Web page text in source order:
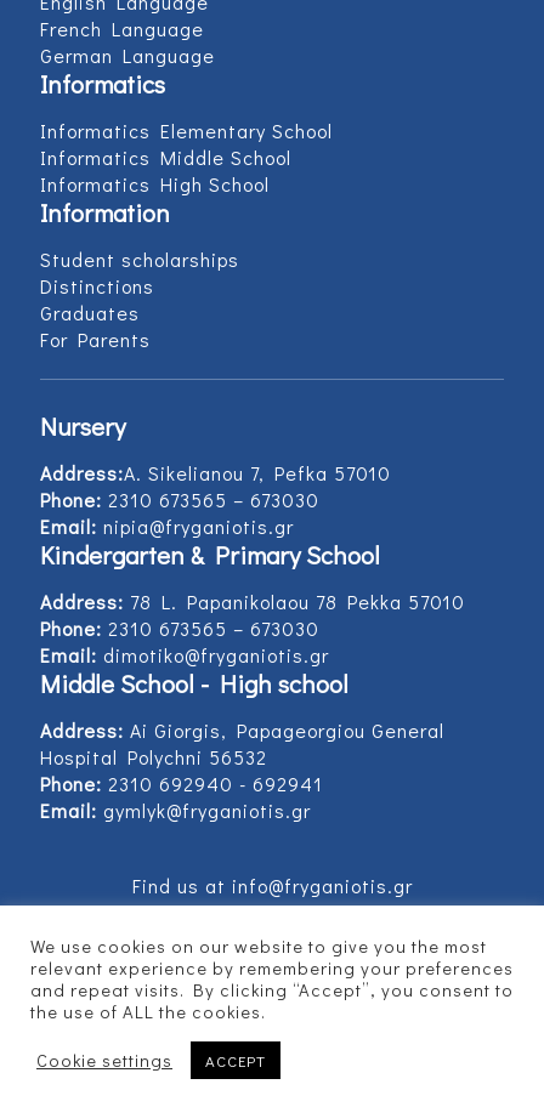
French Language
German Language
Informatics
Informatics Elementary School
Informatics Middle School
Informatics High School
Information
Student scholarships
Distinctions
Graduates
For Parents
Nursery
Address:Α. Sikelianou 7, Pefka 57010
Phone: 2310 673565 – 673030
Email: nipia@fryganiotis.gr
Kindergarten & Primary School
Address: 78 L. Papanikolaou 78 Pekka 57010
Phone: 2310 673565 – 673030
Email: dimotiko@fryganiotis.gr
Middle School - High school
Address: Ai Giorgis, Papageorgiou General
Hospital Polychni 56532
Phone: 2310 692940 - 692941
Email: gymlyk@fryganiotis.gr
Find us at info@fryganiotis.gr
© 2017 Εκπαιδευτήρια Φρυγανιώτη - Developed
byVertitech
We use cookies on our website to give you the most
relevant experience by remembering your preferences
and repeat visits. By clicking “Accept”, you consent to
the use of ALL the cookies.
Cookie settings ACCEPT